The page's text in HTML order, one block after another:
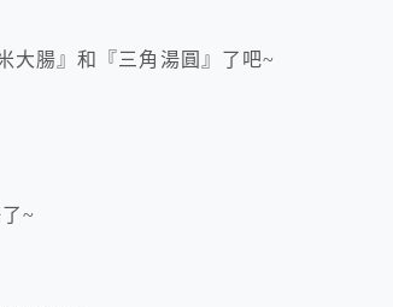
大腸』和『三角湯圓』了吧~
~